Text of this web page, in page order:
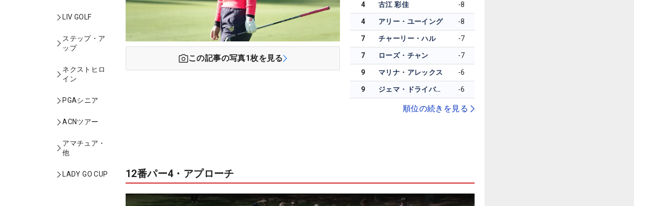
LIV GOLF
ステップ・ア
ップ
ネクストヒロ
イン
PGAシニア
ACNツアー
アマチュア・
他
LADY GO CUP
この記事の写真1枚を見る
4 古江 彩佳 -8
4 アリー・ユーイング -8
7 チャーリー・ハル -7
7 ローズ・チャン -7
9 マリナ・アレックス -6
9 ジェマ・ドライバーグ -6
順位の続きを見る
12番パー4・アプローチ